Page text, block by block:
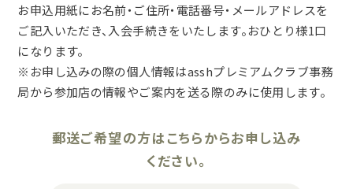
お申込用紙にお名前・ご住所・電話番号・メールアドレスを
ご記入いただき、入会手続きをいたします。おひとり様1口
になります。
※お申し込みの際の個人情報はasshプレミアムクラブ事務
局から参加店の情報やご案内を送る際のみに使用します。
郵送ご希望の方はこちらからお申し込み
ください。